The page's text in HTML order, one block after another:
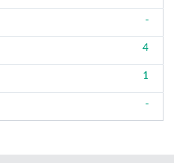
-
4
1
-